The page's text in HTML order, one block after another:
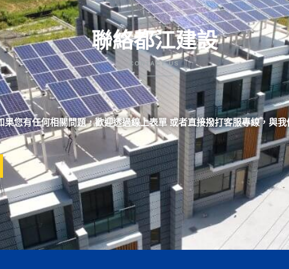
聯絡都江建設
CONTACT US
果您有任何相關問題，歡迎透過線上表單 或者直接撥打客服專線，與我